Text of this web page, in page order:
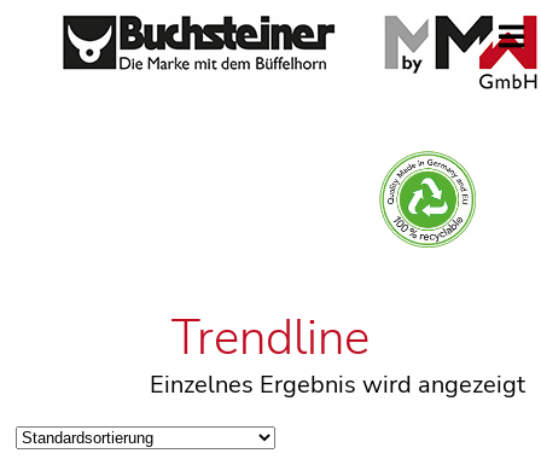
Trendline
Einzelnes Ergebnis wird angezeigt